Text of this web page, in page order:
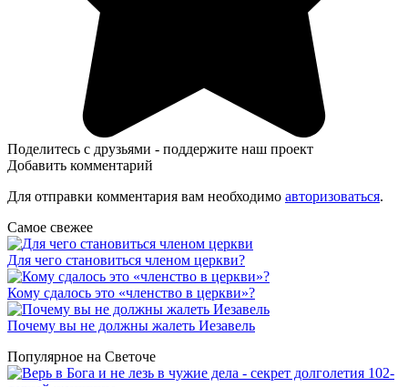
Поделитесь с друзьями - поддержите наш проект
Добавить комментарий
Для отправки комментария вам необходимо авторизоваться.
Самое свежее
Для чего становиться членом церкви?
Кому сдалось это «членство в церкви»?
Почему вы не должны жалеть Иезавель
Популярное на Светоче